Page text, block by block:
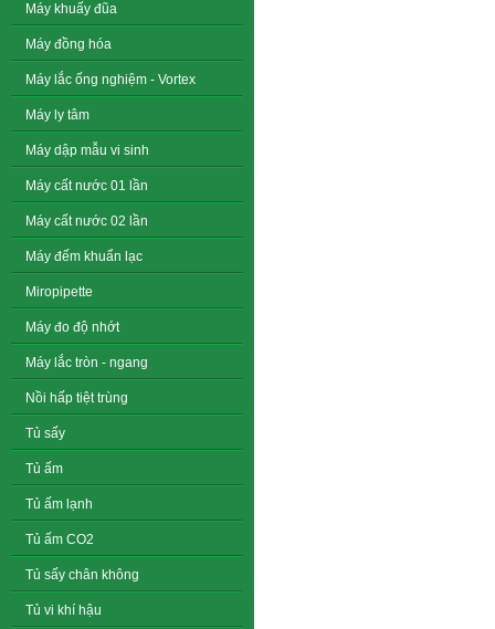
Máy khuấy đũa
Máy đồng hóa
Máy lắc ống nghiệm - Vortex
Máy ly tâm
Máy dập mẫu vi sinh
Máy cất nước 01 lần
Máy cất nước 02 lần
Máy đếm khuẩn lạc
Miropipette
Máy đo độ nhớt
Máy lắc tròn - ngang
Nồi hấp tiệt trùng
Tủ sấy
Tủ ấm
Tủ ấm lạnh
Tủ ấm CO2
Tủ sấy chân không
Tủ vi khí hậu